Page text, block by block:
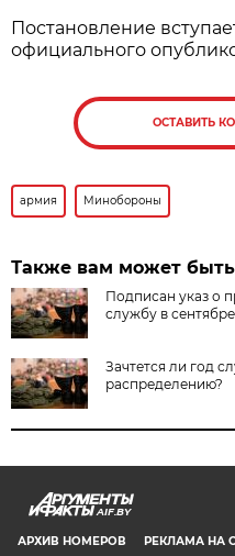
Постановление
официального
ОСТАВИТЬ
армия Минобороны
Также вам может
Подписан указ о
службу в
Зачтется ли год
распределению?
AIF.BY
АРХИВ НОМЕРОВ РЕКЛАМА НА